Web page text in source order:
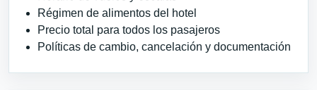
Régimen de alimentos del hotel
Precio total para todos los pasajeros
Políticas de cambio, cancelación y documentación